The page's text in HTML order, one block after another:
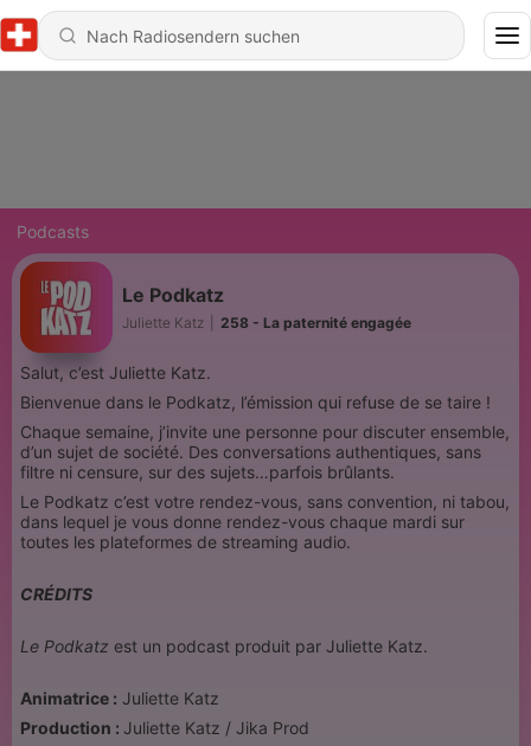
Podcasts
Le Podkatz
Juliette Katz 258 - La paternité engagée
Salut, c’est Juliette Katz.
Bienvenue dans le Podkatz, l’émission qui refuse de se taire !
Chaque semaine, j’invite une personne pour discuter ensemble,
d’un sujet de société. Des conversations authentiques, sans
filtre ni censure, sur des sujets…parfois brûlants.
Le Podkatz c’est votre rendez-vous, sans convention, ni tabou,
dans lequel je vous donne rendez-vous chaque mardi sur
toutes les plateformes de streaming audio.
CRÉDITS
Le Podkatz est un podcast produit par Juliette Katz.
Animatrice : Juliette Katz
Production : Juliette Katz / Jika Prod